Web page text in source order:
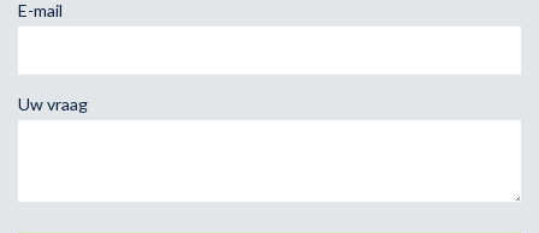
E-mail
Uw vraag